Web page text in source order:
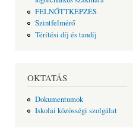
FELNŐTTKÉPZÉS
Szintfelmérő
Térítési díj és tandíj
OKTATÁS
Dokumentumok
Iskolai közösségi szolgálat